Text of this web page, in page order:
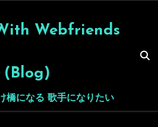
Webfriends
(Blog)
橋になる 歌手になりたい